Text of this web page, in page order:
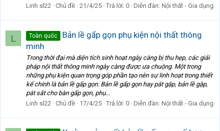
Linh sl22 Chủ đề 21/4/25 Trả lời: 0 Diễn đàn: Nội thất - Gia dụng
L Toàn quốc
Bản lề gấp gọn phụ kiện nội thất thông
minh
Trong thời đại mà diện tích sinh hoạt ngày càng bị thu hẹp, các giải
pháp nội thất thông minh ngày càng được ưa chuộng. Một trong
những phụ kiện quan trọng góp phần tạo nên sự linh hoạt trong thiết
kế chính là bản lề gấp gọn. Bản lề gấp gọn hay pát gập, bản lề gập,
pát sắt cho bàn gấp gọn, phụ...
Linh sl22 Chủ đề 17/4/25 Trả lời: 0 Diễn đàn: Nội thất - Gia dụng